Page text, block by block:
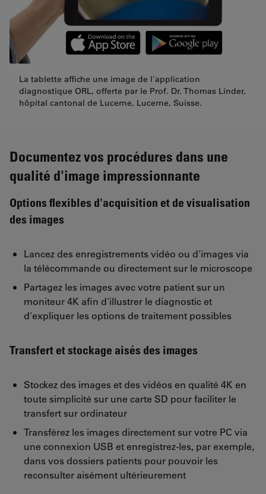
La tablette affiche une image de l'application
diagnostique ORL, offerte par le Prof. Dr. Thomas Linder,
hôpital cantonal de Lucerne, Lucerne, Suisse.
Documentez vos procédures dans une
qualité d'image impressionnante
Options flexibles d'acquisition et de visualisation
des images
Lancez des enregistrements vidéo ou d'images via
la télécommande ou directement sur le microscope
Partagez les images avec votre patient sur un
moniteur 4K afin d'illustrer le diagnostic et
d'expliquer les options de traitement possibles
Transfert et stockage aisés des images
Stockez des images et des vidéos en qualité 4K en
toute simplicité sur une carte SD pour faciliter le
transfert sur ordinateur
Transférez les images directement sur votre PC via
une connexion USB et enregistrez-les, par exemple,
dans vos dossiers patients pour pouvoir les
reconsulter aisément ultérieurement